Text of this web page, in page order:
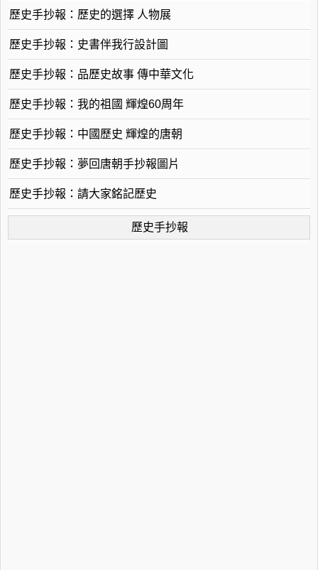
歷史手抄報：歷史的選擇 人物展
歷史手抄報：史書伴我行設計圖
歷史手抄報：品歷史故事 傳中華文化
歷史手抄報：我的祖國 輝煌60周年
歷史手抄報：中國歷史 輝煌的唐朝
歷史手抄報：夢回唐朝手抄報圖片
歷史手抄報：請大家銘記歷史
歷史手抄報